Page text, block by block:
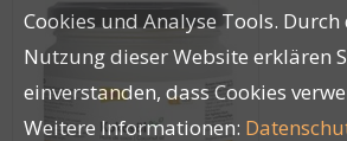
Cookies und Analyse Tools.
Nutzung dieser Website erklären
einverstanden, dass Cookies
Weitere Informationen: